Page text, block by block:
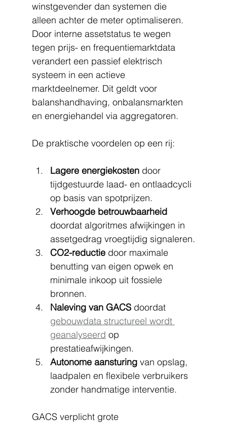
winstgevender dan systemen die
alleen achter de meter optimaliseren.
Door interne assetstatus te wegen
tegen prijs- en frequentiemarktdata
verandert een passief elektrisch
systeem in een actieve
marktdeelnemer. Dit geldt voor
balanshandhaving, onbalansmarkten
en energiehandel via aggregatoren.
De praktische voordelen op een rij:
Lagere energiekosten door
tijdgestuurde laad- en ontlaadcycli
op basis van spotprijzen.
Verhoogde betrouwbaarheid
doordat algoritmes afwijkingen in
assetgedrag vroegtijdig signaleren.
CO2-reductie door maximale
benutting van eigen opwek en
minimale inkoop uit fossiele
bronnen.
Naleving van GACS doordat
gebouwdata structureel wordt
geanalyseerd op
prestatieafwijkingen.
Autonome aansturing van opslag,
laadpalen en flexibele verbruikers
zonder handmatige interventie.
GACS verplicht grote